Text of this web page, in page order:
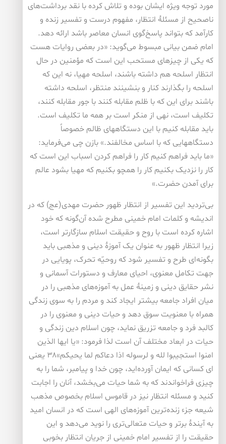
مورد توجه ویژه ایشان بوده و تلاش کرده با نقد برداشت‌های
ناصحیح از مسئلۀ انتظار، مفهوم درست و تفسیر زنده و
کارآمد که بتواند پاسخ‌گوی انسان معاصر باشد ارائه دهد.
امام ضمن بیانی مبسوط می‌گوید: «در بعضی روایات هست
که یکی از چیزهای مستحب این است که مؤمنین در حال
انتظار اسلحه هم داشته باشند، اسلحه مهیا، نه این که
اسلحه را بگذارند کنار و بنشینند منتظر، اسلحه داشته
باشند برای این که با ظلم مقابله کنند با جور مقابله کنند،
تکلیف است، نهی از منکر است بر همه ما تکلیف است.
باید مقابله کنیم با این دستگاههای ظالم خصوصاً
دستگاههایی که با اساس مخالفند.» بازن چی می‌فرماید:
«ما باید فراهم کنیم کار را فراهم کردن اسباب این است که
کار را نزدیک بکنیم کار را همچو بکنیم که مهیا بشود عالم
برای آمدن حضرت.»
بی‌تردید این تفسیر از انتظار ظهور حضرت مهدی(عج) که در
اندیشه و کلمات امام خمینی مطرح شده آن‌گونه که خود
اشاره کرده است با روح و حقیقت اسلام سازگارتر است،
زیرا انتظار ظهور به عنوان یک آموزۀ دینی و مذهبی باید
بگونه‌ای طرح و تفسیر شود که روحیّه تحرک، پویایی در
جهت تکامل معنوی، احیای معارف و دستورات آسمانی و
نشر حقایق دینی و زمینۀ عمل به آموزه‌های مذهبی را در
میان افراد جامعه بیشتر ایجاد کند و مردم را به سوی زندگی
همراه با معنویت سوق دهد و حیات دینی و معنوی را در
کالبد فرد و جامعه تزریق نماید، چون اسلام دین زندگی و
حیات در ابعاد مختلف آن است لذا فرمود: «یا ایها الذین
امنوا استجیبوا لله و لرسوله اذا دعاکم لما یحیکم»۳۸ یعنی
ای کسانی که ایمان آورده‌اید، چون خدا و پیامبر، شما را به
چیزی فراخواندند که به شما حیات می‌بخشد، آنان را اجابت
کنید و مسئله انتظار نیز در قاموس اسلام بخصوص مذهب
شیعه جزء زنده‌ترین آموزه‌های الهی است که در انسان امید
به آیندۀ برتر و حیات متعالی‌تری را نوید می‌دهد و این
حقیقت را از تفسیر امام خمینی از جریان انتظار بخوبی